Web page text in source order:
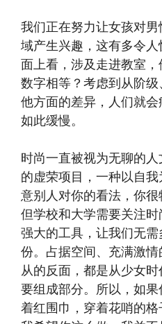
我们正在努力让女孩对
域产生兴趣，这有多令
面上看，涉及走进教室
数字相等？考虑到从阶
他方面的差异，人们就
如此缓慢。
时尚一直被视为无聊的
的虚荣项目，一种以自
意别人对你的看法，你很
但学校和大学需要关注
强大的工具，让我们无
份。占据空间、充满激
从的反面，都是从少女
要组成部分。所以，如
着红围巾，穿着花哨的